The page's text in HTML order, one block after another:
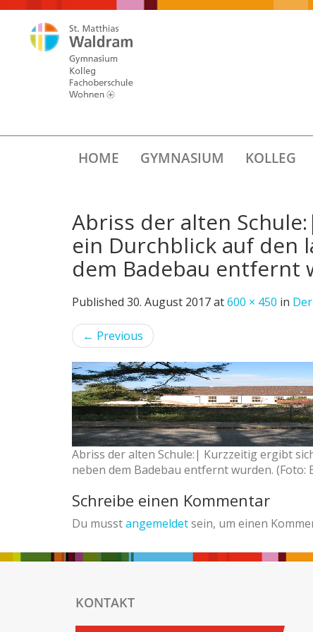
HOME GYMNASIUM KOLLEG
Abriss der alten
ein Durchblick auf den
dem Badebau entfernt
Published 30. August 2017at600 × 450 in
← Previous
Abriss der alten Schule:| Kurzzeitig ergibt
neben dem Badebau entfernt wurden. (Foto:
Schreibe einen Kommentar
Du musstangemeldetsein, um einen
KONTAKT